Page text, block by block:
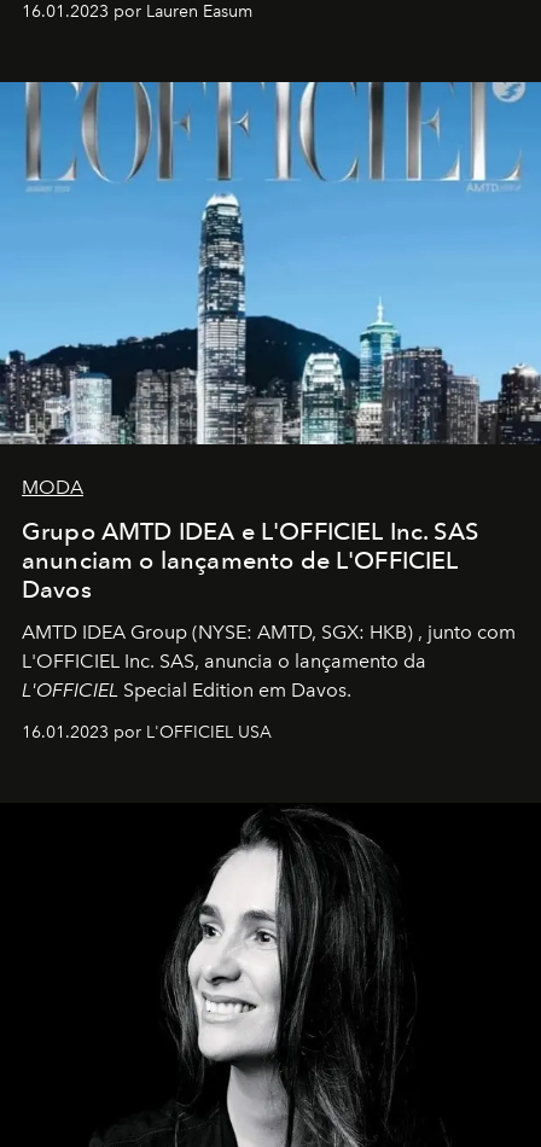
16.01.2023 por Lauren Easum
MODA
Grupo AMTD IDEA e L'OFFICIEL Inc. SAS
anunciam o lançamento de L'OFFICIEL
Davos
AMTD IDEA Group (NYSE: AMTD, SGX: HKB) , junto com
L'OFFICIEL Inc. SAS, anuncia o lançamento da
L'OFFICIEL Special Edition em Davos.
16.01.2023 por L'OFFICIEL USA